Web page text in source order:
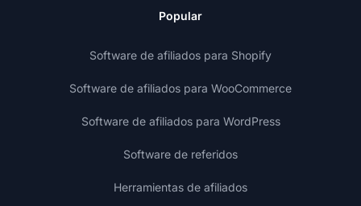
Popular
Software de afiliados para Shopify
Software de afiliados para WooCommerce
Software de afiliados para WordPress
Software de referidos
Herramientas de afiliados